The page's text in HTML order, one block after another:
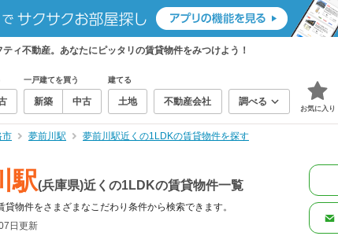
ィ不動産。あなたにピッタリの賃貸物件をみつけよう！
一戸建てを買う
新築 中古
建てる
土地 不動産会社 調べる
お気に入り
市 夢前川駅 夢前川駅近くの1LDKの賃貸物件を探す
駅(兵庫県)近くの1LDKの賃貸物件一覧
貸物件をさまざまなこだわり条件から検索できます。
日更新